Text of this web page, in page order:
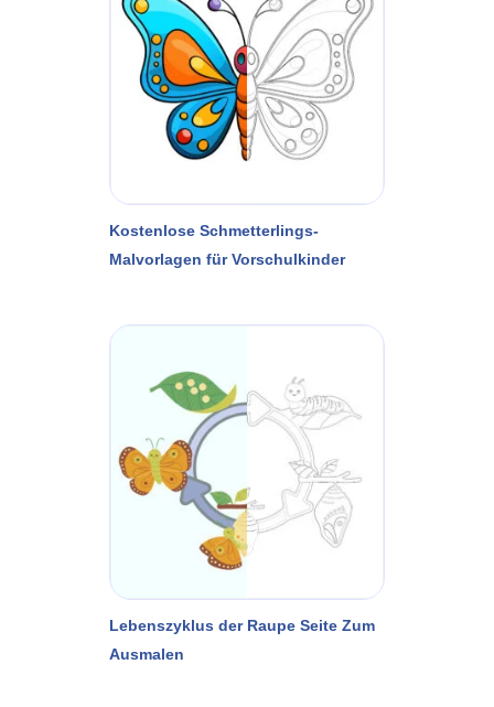
Kostenlose Schmetterlings-
Malvorlagen für Vorschulkinder
Lebenszyklus der Raupe Seite Zum
Ausmalen